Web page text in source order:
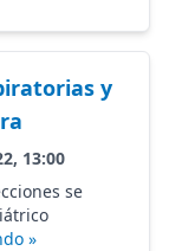
y
13:00
se
»